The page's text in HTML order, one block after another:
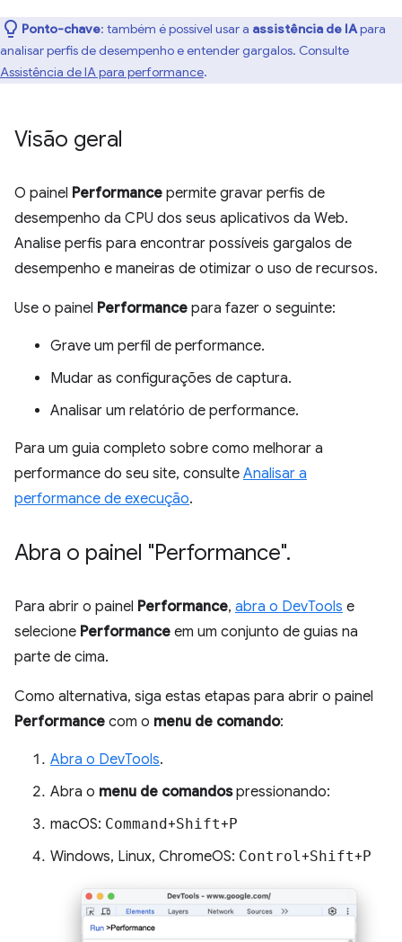
Ponto-chave: também é possível usar a assistência de IApara
analisar perfis de desempenho e entender gargalos. Consulte
Assistência de IA para performance.
Visão geral
O painel Performance permite gravar perfis de
desempenho da CPU dos seus aplicativos da Web.
Analise perfis para encontrar possíveis gargalos de
desempenho e maneiras de otimizar o uso de recursos.
Use o painel Performance para fazer o seguinte:
Grave um perfil de performance.
Mudar as configurações de captura.
Analisar um relatório de performance.
Para um guia completo sobre como melhorar a
performance do seu site, consulte Analisar a
performance de execução.
Abra o painel "Performance".
Para abrir o painel Performance, abra o DevTools e
selecione Performance em um conjunto de guias na
parte de cima.
Como alternativa, siga estas etapas para abrir o painel
Performance com o menu de comando:
Abra o DevTools.
Abra o menu de comandospressionando:
macOS: Command+Shift+P
Windows, Linux, ChromeOS: Control+Shift+P